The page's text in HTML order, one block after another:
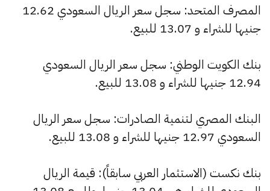
المصرف المتحد: سجل سعر الريال السعودي 12.62
جنيها للشراء و 13.07 للبيع.
بنك الكويت الوطني: سجل سعر الريال السعودي
12.94 جنيها للشراء و 13.08 للبيع.
البنك المصري لتنمية الصادرات: سجل سعر الريال
السعودي 12.97 جنيها للشراء و 13.08 للبيع.
بنك نكست (الاستثمار العربي سابقاً): قيمة الريال